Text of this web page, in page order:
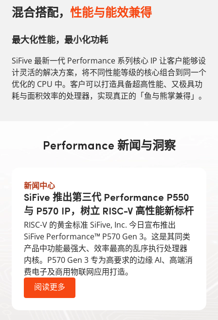
混合搭配， 性能与能效兼得
最大化性能，最小化功耗
SiFive 最新一代 Performance 系列核心 IP 让客户能够设
计灵活的解决方案，将不同性能等级的核心组合到同一个
优化的 CPU 中。客户可以打造具备超高性能、又极具功
耗与面积效率的处理器，实现真正的「鱼与熊掌兼得」。
Performance 新闻与洞察
新闻中心
SiFive 推出第三代 Performance P550
与 P570 IP，树立 RISC-V 高性能新标杆
RISC-V 的黄金标准 SiFive, Inc. 今日宣布推出
SiFive Performance™ P570 Gen 3。这是其同类
产品中功能最强大、效率最高的乱序执行处理器
内核。P570 Gen 3 专为高要求的边缘 AI、高端消
费电子及商用物联网应用打造。
阅读更多